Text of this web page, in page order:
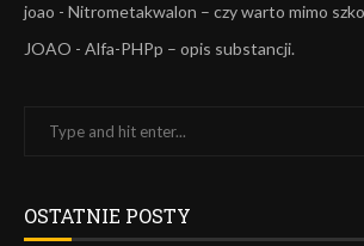
joao - Nitrometakwalon – czy warto mimo
JOAO - Alfa-PHPp – opis substancji.
OSTATNIE POSTY